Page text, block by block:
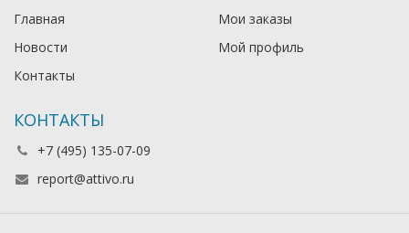
Главная
Новости
Контакты
Мои заказы
Мой профиль
КОНТАКТЫ
+7 (495) 135-07-09
report@attivo.ru